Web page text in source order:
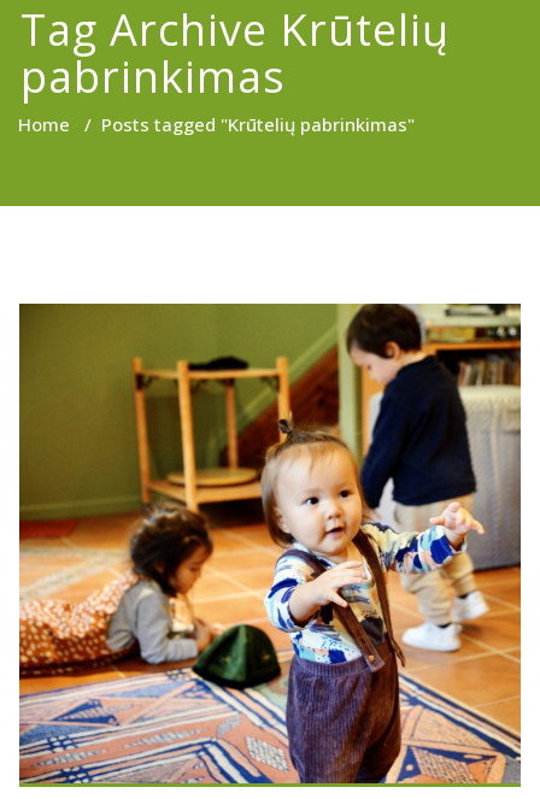
Tag Archive Krūtelių
pabrinkimas
Home / Posts tagged "Krūtelių pabrinkimas"